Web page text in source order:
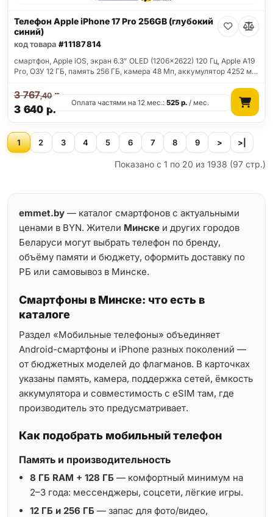
Телефон Apple iPhone 17 Pro 256GB (глубокий
синий)
код товара #11187814
смартфон, Apple iOS, экран 6.3" OLED (1206x2622) 120 Гц, Apple A19
Pro, ОЗУ 12 ГБ, память 256 ГБ, камера 48 Мп, аккумулятор 4252 м…
3 640 р.
3 767,40р.
Оплата частями на 12 мес.:525 р. / мес.
1 2 3 4 5 6 7 8 9 > >|
Показано с 1 по 20 из 1938 (97 стр.)
emmet.by — каталог смартфонов с актуальными
ценами в BYN. Жители Минске и других городов
Беларуси могут выбрать телефон по бренду,
объёму памяти и бюджету, оформить доставку по
РБ или самовывоз в Минске.
Смартфоны в Минске: что есть в
каталоге
Раздел «Мобильные телефоны» объединяет
Android-смартфоны и iPhone разных поколений —
от бюджетных моделей до флагманов. В карточках
указаны память, камера, поддержка сетей, ёмкость
аккумулятора и совместимость с eSIM там, где
производитель это предусматривает.
Как подобрать мобильный телефон
Память и производительность
8 ГБ RAM + 128 ГБ — комфортный минимум на
2–3 года: мессенджеры, соцсети, лёгкие игры.
12 ГБ и 256 ГБ — запас для фото/видео,